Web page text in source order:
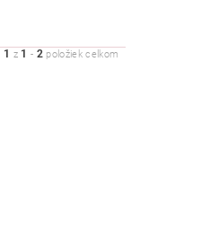
1 z 1 - 2 položiek celkom